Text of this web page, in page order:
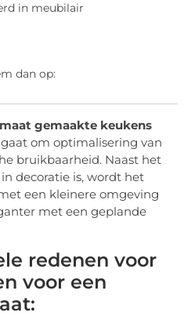
in meubilair
dan op:
maat gemaakte keukens
om optimalisering van
bruikbaarheid. Naast het
decoratie is, wordt het
een kleinere omgeving
met een geplande
redenen voor
voor een